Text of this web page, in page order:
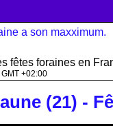
fêtes foraines en
+02:00
(21) -